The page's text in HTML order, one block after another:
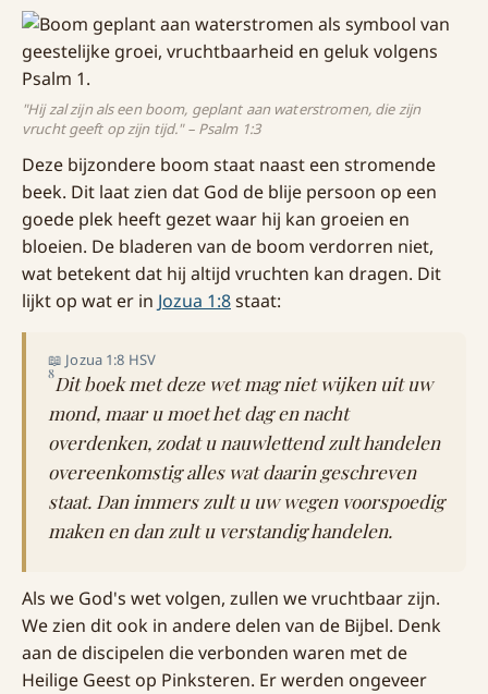
"Hij zal zijn als een boom, geplant aan waterstromen, die zijn
vrucht geeft op zijn tijd." – Psalm 1:3
Deze bijzondere boom staat naast een stromende
beek. Dit laat zien dat God de blije persoon op een
goede plek heeft gezet waar hij kan groeien en
bloeien. De bladeren van de boom verdorren niet,
wat betekent dat hij altijd vruchten kan dragen. Dit
lijkt op wat er in Jozua 1:8staat:
📖 Jozua 1:8 HSV
8Dit boek met deze wet mag niet wijken uit uw
mond, maar u moet het dag en nacht
overdenken, zodat u nauwlettend zult handelen
overeenkomstig alles wat daarin geschreven
staat. Dan immers zult u uw wegen voorspoedig
maken en dan zult u verstandig handelen.
Als we God's wet volgen, zullen we vruchtbaar zijn.
We zien dit ook in andere delen van de Bijbel. Denk
aan de discipelen die verbonden waren met de
Heilige Geest op Pinksteren. Er werden ongeveer